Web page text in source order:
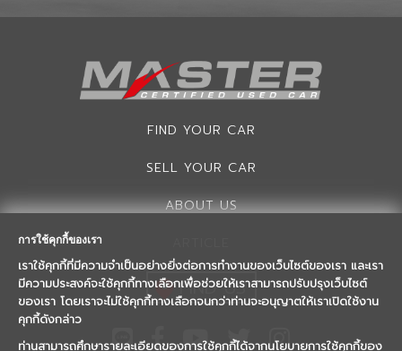
FIND YOUR CAR
SELL YOUR CAR
ABOUT US
FIND US
การใช้คุกกี้ของเรา
เราใช้คุกกี้ที่มีความจำเป็นอย่างยิ่งต่อการทำงานของเว็บไซต์ของเรา และเรา
มีความประสงค์จะใช้คุกกี้ทางเลือกเพื่อช่วยให้เราสามารถปรับปรุงเว็บไซต์
ของเรา โดยเราจะไม่ใช้คุกกี้ทางเลือกจนกว่าท่านจะอนุญาตให้เราเปิดใช้งาน
คุกกี้ดังกล่าว
ท่านสามารถศึกษารายละเอียดของการใช้คุกกี้ได้จากนโยบายการใช้คุกกี้ของ